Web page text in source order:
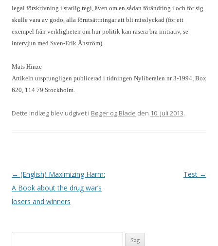
legal förskrivning i statlig regi, även om en sådan förändring i och för sig
skulle vara av godo, alla förutsättningar att bli misslyckad (för ett
exempel från verkligheten om hur politik kan rasera bra initiativ, se
intervjun med Sven-Erik Åhström).
Mats Hinze
Artikeln ursprungligen publicerad i tidningen Nyliberalen nr 3-1994, Box
620, 114 79 Stockholm.
Dette indlæg blev udgivet i Bøger og Blade den 10. juli 2013.
Indlægsnavigation
← (English) Maximizing Harm:
A Book about the drug war’s
losers and winners
Test →